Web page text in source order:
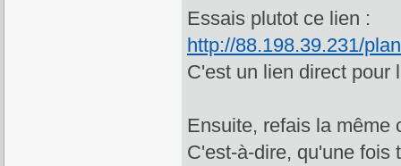
Essais plutot ce lien :
http://88.198.39.231/
C'est un lien direct pour
Ensuite, refais la même
C'est-à-dire, qu'une fois